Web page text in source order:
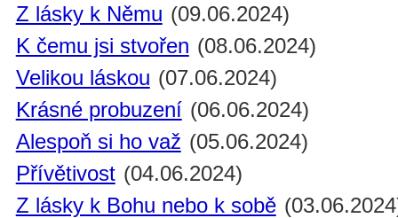
Z lásky k Němu (09.06.2024)
K čemu jsi stvořen (08.06.2024)
Velikou láskou (07.06.2024)
Krásné probuzení (06.06.2024)
Alespoň si ho važ (05.06.2024)
Přívětivost (04.06.2024)
Z lásky k Bohu nebo k sobě